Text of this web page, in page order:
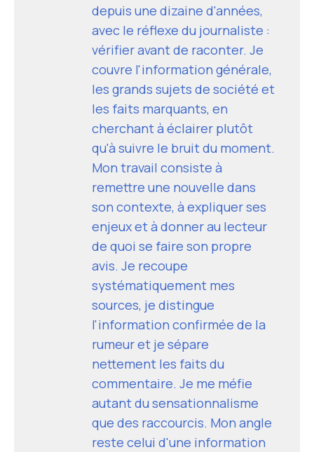
depuis une dizaine d'années,
avec le réflexe du journaliste :
vérifier avant de raconter. Je
couvre l'information générale,
les grands sujets de société et
les faits marquants, en
cherchant à éclairer plutôt
qu'à suivre le bruit du moment.
Mon travail consiste à
remettre une nouvelle dans
son contexte, à expliquer ses
enjeux et à donner au lecteur
de quoi se faire son propre
avis. Je recoupe
systématiquement mes
sources, je distingue
l'information confirmée de la
rumeur et je sépare
nettement les faits du
commentaire. Je me méfie
autant du sensationnalisme
que des raccourcis. Mon angle
reste celui d'une information